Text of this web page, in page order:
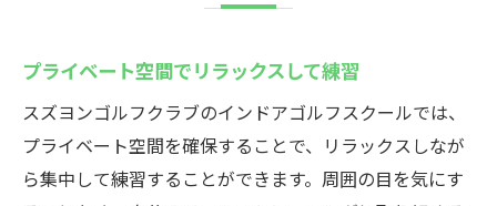
ブを体験群馬県高崎市の最新スポット
周囲を気にせずマイペースで練習
ゴルフ初心者向けの入門コース
プライベート空間でリラックスして練習
スズヨンゴルフクラブのインドアゴルフスクールでは、
プライベート空間を確保することで、リラックスしなが
ら集中して練習することができます。周囲の目を気にす